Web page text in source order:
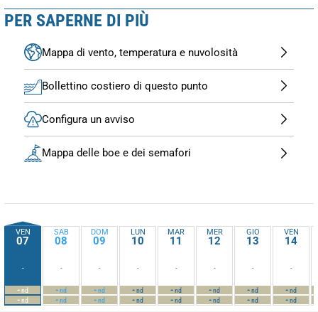
PER SAPERNE DI PIÙ
Mappa di vento, temperatura e nuvolosità
Bollettino costiero di questo punto
Configura un avviso
Mappa delle boe e dei semafori
VEN
07
-
-nd
-nd
SAB
08
-
-nd
-nd
DOM
09
-
-nd
-nd
LUN
10
-
-nd
-nd
MAR
11
-
-nd
-nd
MER
12
-
-nd
-nd
GIO
13
-
-nd
-nd
VEN
14
-
-nd
-nd